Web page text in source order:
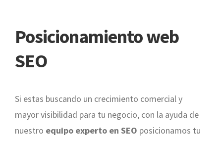
Posicionamiento web
SEO
Si estas buscando un crecimiento comercial y
mayor visibilidad para tu negocio, con la ayuda de
nuestro equipo experto en SEO posicionamos tu